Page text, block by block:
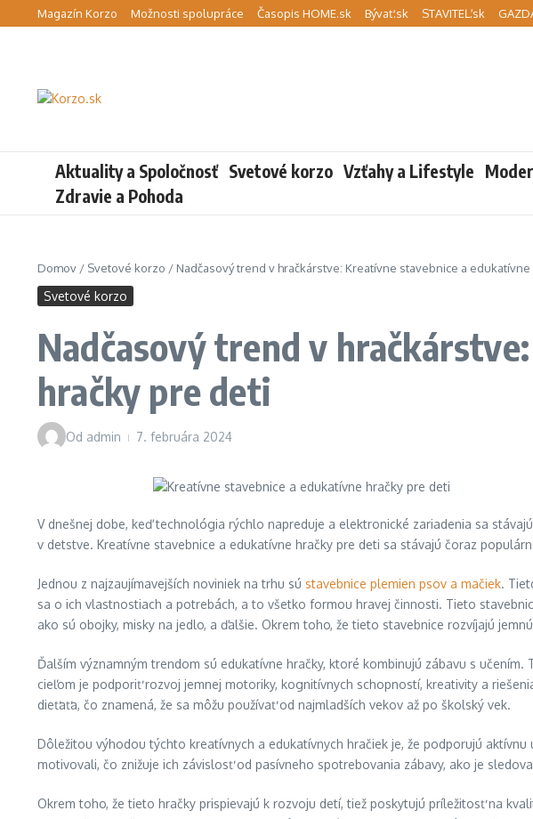
Preskočiť na obsah
Magazín Korzo Možnosti spolupráce Časopis HOME.sk Bývať.sk STAVITEĽ.sk
Aktuality a Spoločnosť Svetové korzo Vzťahy a Lifestyle
Zdravie a Pohoda
Domov / Svetové korzo / Nadčasový trend v hračkárstve: Kreatívne stavebnice a edukatívne
Svetové korzo
Nadčasový trend v
hračky pre deti
Od admin 7. februára 2024
V dnešnej dobe, keď technológia rýchlo napreduje a elektronické zariadenia sa
v detstve. Kreatívne stavebnice a edukatívne hračky pre deti sa stávajú čoraz
Jednou z najzaujímavejších noviniek na trhu sú stavebnice plemien psov a mačiek.
sa o ich vlastnostiach a potrebách, a to všetko formou hravej činnosti. Tieto
ako sú obojky, misky na jedlo, a ďalšie. Okrem toho, že tieto stavebnice rozvíjajú
Ďalším významným trendom sú edukatívne hračky, ktoré kombinujú zábavu s
cieľom je podporiť rozvoj jemnej motoriky, kognitívnych schopností, kreativity a
dieťaťa, čo znamená, že sa môžu používať od najmladších vekov až po školský vek.
Dôležitou výhodou týchto kreatívnych a edukatívnych hračiek je, že podporujú
motivovali, čo znižuje ich závislosť od pasívneho spotrebovania zábavy, ako je
Okrem toho, že tieto hračky prispievajú k rozvoju detí, tiež poskytujú príležitosť na